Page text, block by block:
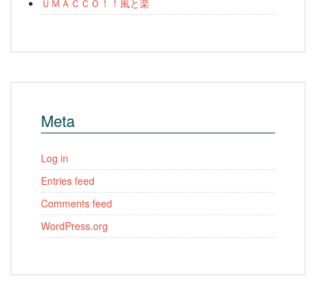
Meta
Log in
Entries feed
Comments feed
WordPress.org